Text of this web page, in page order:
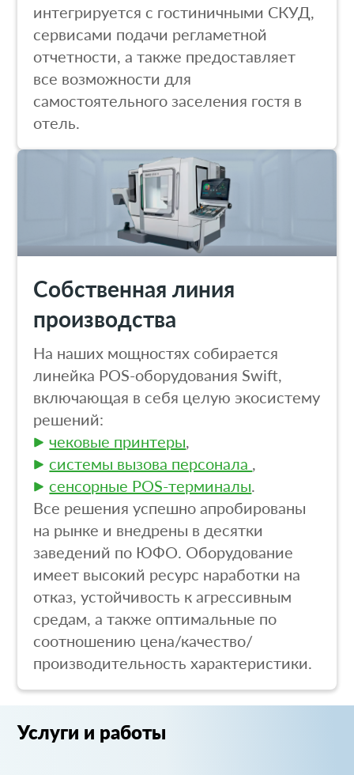
интегрируется с гостиничными СКУД,
сервисами подачи регламетной
отчетности, а также предоставляет
все возможности для
самостоятельного заселения гостя в
отель.
Собственная линия
производства
На наших мощностях собирается
линейка POS-оборудования Swift,
включающая в себя целую экосистему
решений:
чековые принтеры,
системы вызова персонала ,
сенсорные POS-терминалы.
Все решения успешно апробированы
на рынке и внедрены в десятки
заведений по ЮФО. Оборудование
имеет высокий ресурс наработки на
отказ, устойчивость к агрессивным
средам, а также оптимальные по
соотношению цена/качество/
производительность характеристики.
Услуги и работы